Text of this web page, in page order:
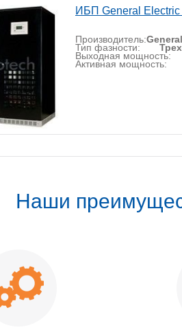
ИБП General Electric
Производитель:
Тип фазности:
Выходная мощность:
Активная мощность:
Наши